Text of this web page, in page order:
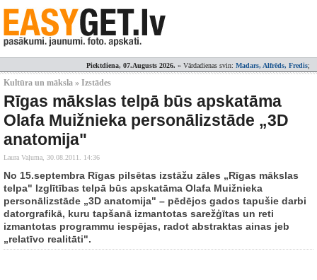
Piektdiena, 07.Augusts 2026. » Vārdadienas svin: Madars, Alfrēds, Fredis;
Kultūra un māksla » Izstādes
Rīgas mākslas telpā būs apskatāma
Olafa Muižnieka personālizstāde „3D
anatomija"
Laura Vaļuma, 30.08.2011. 14:36
No 15.septembra Rīgas pilsētas izstāžu zāles „Rīgas mākslas
telpa" Izglītības telpā būs apskatāma Olafa Muižnieka
personālizstāde „3D anatomija" – pēdējos gados tapušie darbi
datorgrafikā, kuru tapšanā izmantotas sarežģītas un reti
izmantotas programmu iespējas, radot abstraktas ainas jeb
„relatīvo realitāti".